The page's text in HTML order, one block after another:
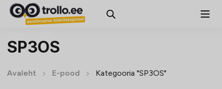
SP3OS
Avaleht E-pood Kategooria "SP3OS"